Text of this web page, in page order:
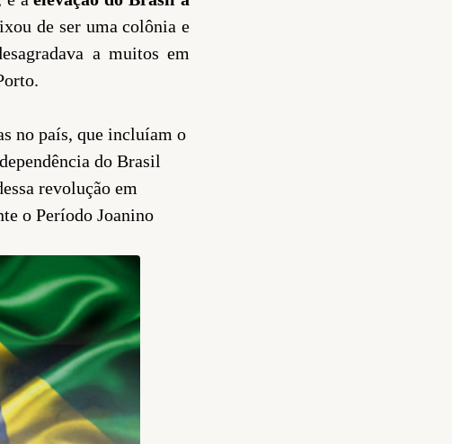
de ser uma colônia e
a muitos em
no país, que incluíam o
do Brasil
revolução em
o Período Joanino